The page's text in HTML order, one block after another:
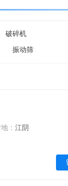
破碎机
振动筛
： 江阴